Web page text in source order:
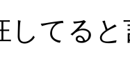
してる